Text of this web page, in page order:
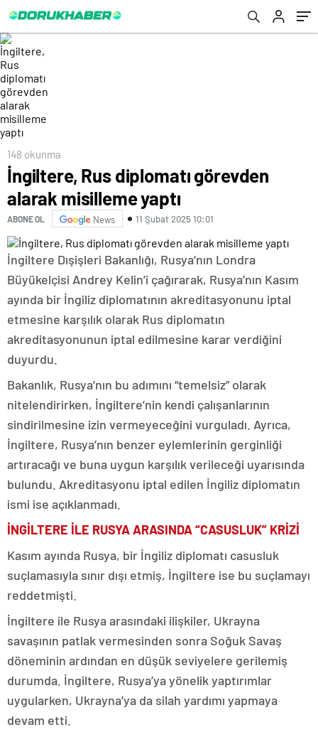
148 okunma
İngiltere, Rus diplomatı görevden
alarak misilleme yaptı
ABONE OL News 11 Şubat 2025 10:01
İngiltere Dışişleri Bakanlığı, Rusya’nın Londra
Büyükelçisi Andrey Kelin’i çağırarak, Rusya’nın Kasım
ayında bir İngiliz diplomatının akreditasyonunu iptal
etmesine karşılık olarak Rus diplomatın
akreditasyonunun iptal edilmesine karar verdiğini
duyurdu.
Bakanlık, Rusya’nın bu adımını “temelsiz” olarak
nitelendirirken, İngiltere’nin kendi çalışanlarının
sindirilmesine izin vermeyeceğini vurguladı. Ayrıca,
İngiltere, Rusya’nın benzer eylemlerinin gerginliği
artıracağı ve buna uygun karşılık verileceği uyarısında
bulundu. Akreditasyonu iptal edilen İngiliz diplomatın
ismi ise açıklanmadı.
İNGİLTERE İLE RUSYA ARASINDA “CASUSLUK” KRİZİ
Kasım ayında Rusya, bir İngiliz diplomatı casusluk
suçlamasıyla sınır dışı etmiş, İngiltere ise bu suçlamayı
reddetmişti.
İngiltere ile Rusya arasındaki ilişkiler, Ukrayna
savaşının patlak vermesinden sonra Soğuk Savaş
döneminin ardından en düşük seviyelere gerilemiş
durumda. İngiltere, Rusya’ya yönelik yaptırımlar
uygularken, Ukrayna’ya da silah yardımı yapmaya
devam etti.